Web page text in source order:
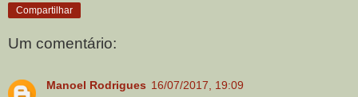
Compartilhar
Um comentário:
Manoel Rodrigues 16/07/2017, 19:09